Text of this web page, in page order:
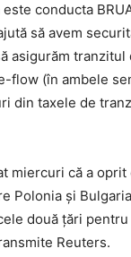
este conducta
să avem
asigurăm tranzitul
flow (în ambele
din taxele de
miercuri că a
Polonia şi
două ţări
Reuters.